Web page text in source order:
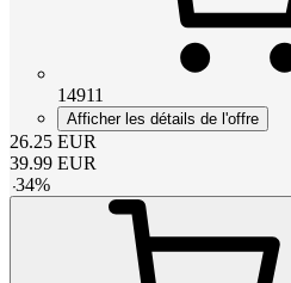
14911
Afficher les détails de l'offre
26.25 EUR
39.99 EUR
-34%